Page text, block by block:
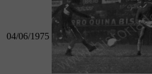
04/06/1975